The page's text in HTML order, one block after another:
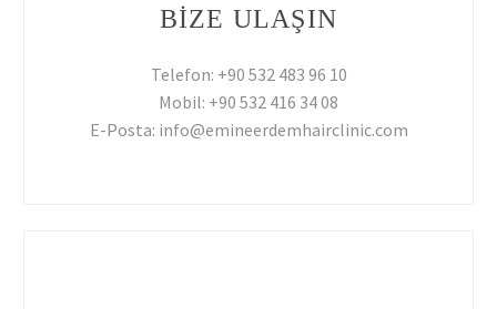
BİZE ULAŞIN
Telefon: +90 532 483 96 10
Mobil: +90 532 416 34 08
E-Posta: info@emineerdemhairclinic.com